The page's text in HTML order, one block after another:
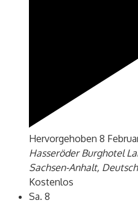
Hervorgehoben 8
Hasseröder Burghotel
Sachsen-Anhalt,
Kostenlos
Sa. 8